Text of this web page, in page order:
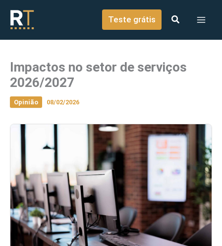
conteúdo
Teste grátis
Impactos no setor de serviços
2026/2027
Opinião 08/02/2026